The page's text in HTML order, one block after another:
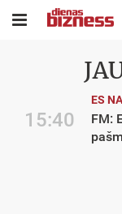

15:40
ES
FM: